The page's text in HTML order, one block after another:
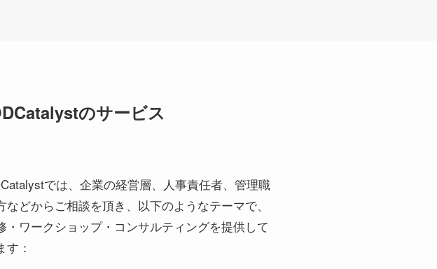
のサービス
では、企業の経営層、人事責任者、管理職
などからご相談を頂き、以下のようなテーマで、
・ワークショップ・コンサルティングを提供して
す：